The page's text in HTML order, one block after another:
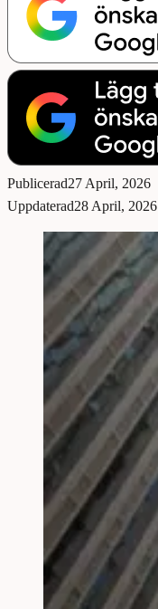
Publicerad27 April, 2026
Uppdaterad28 April, 2026